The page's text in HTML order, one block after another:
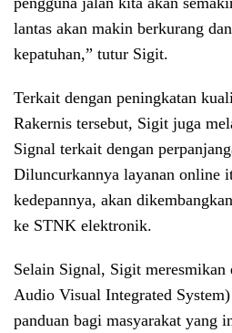
lantas akan makin berkurang
kepatuhan,” tutur Sigit.
Terkait dengan peningkatan
Rakernis tersebut, Sigit juga
Signal terkait dengan
Diluncurkannya layanan online
kedepannya, akan
ke STNK elektronik.
Selain Signal, Sigit
Audio Visual Integrated
panduan bagi masyarakat yang